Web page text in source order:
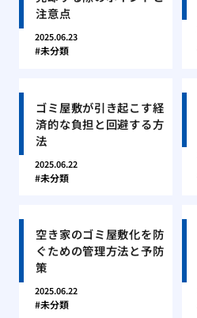
注意点
2025.06.23
未分類
ゴミ屋敷が引き起こす経
済的な負担と回避する方
法
2025.06.22
未分類
空き家のゴミ屋敷化を防
ぐための管理方法と予防
策
2025.06.22
未分類